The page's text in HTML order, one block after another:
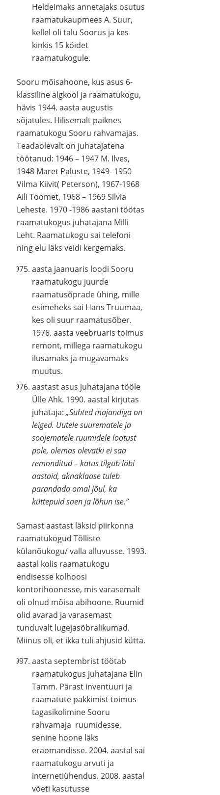
Heldeimaks annetajaks osutus
raamatukaupmees A. Suur,
kellel oli talu Soorus ja kes
kinkis 15 köidet
raamatukogule.
Sooru mõisahoone, kus asus 6-
klassiline algkool ja raamatukogu,
hävis 1944. aasta augustis
sõjatules. Hilisemalt paiknes
raamatukogu Sooru rahvamajas.
Teadaolevalt on juhatajatena
töötanud: 1946 – 1947 M. Ilves,
1948 Maret Paluste, 1949- 1950
Vilma Kiivit( Peterson), 1967-1968
Aili Toomet, 1968 – 1969 Silvia
Leheste. 1970 -1986 aastani töötas
raamatukogus juhatajana Milli
Leht. Raamatukogu sai telefoni
ning elu läks veidi kergemaks.
aasta jaanuaris loodi Sooru
raamatukogu juurde
raamatusõprade ühing, mille
esimeheks sai Hans Truumaa,
kes oli suur raamatusõber.
1976. aasta veebruaris toimus
remont, millega raamatukogu
ilusamaks ja mugavamaks
muutus.
aastast asus juhatajana tööle
Ülle Ahk. 1990. aastal kirjutas
juhataja: „Suhted majandiga on
leiged. Uutele suurematele ja
soojematele ruumidele lootust
pole, olemas olevatki ei saa
remonditud – katus tilgub läbi
aastaid, aknaklaase tuleb
parandada omal jõul, ka
küttepuid saen ja lõhun ise.”
Samast aastast läksid piirkonna
raamatukogud Tõlliste
külanõukogu/ valla alluvusse. 1993.
aastal kolis raamatukogu
endisesse kolhoosi
kontorihoonesse, mis varasemalt
oli olnud mõisa abihoone. Ruumid
olid avarad ja varasemast
tunduvalt lugejasõbralikumad.
Miinus oli, et ikka tuli ahjusid kütta.
aasta septembrist töötab
raamatukogus juhatajana Elin
Tamm. Pärast inventuuri ja
raamatute pakkimist toimus
tagasikolimine Sooru
rahvamaja ruumidesse,
senine hoone läks
eraomandisse. 2004. aastal sai
raamatukogu arvuti ja
internetiühendus. 2008. aastal
võeti kasutusse